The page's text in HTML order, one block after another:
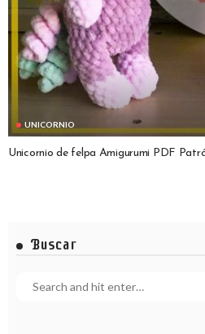
UNICORNIO
Unicornio de felpa Amigurumi PDF
Buscar